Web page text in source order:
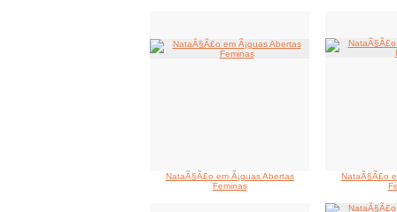
NataÃ§Ã£o em Ã¡guas Abertas
Feminas
NataÃ§Ã£o